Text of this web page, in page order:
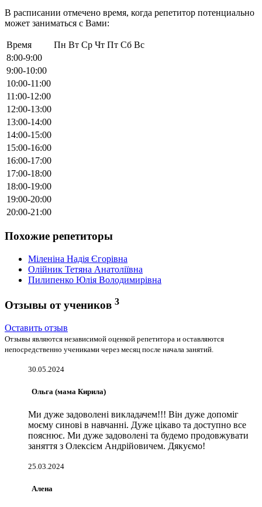
В расписании отмечено время, когда репетитор потенциально
может заниматься с Вами:
Время Пн Вт Ср Чт Пт Сб Вс
8:00-9:00
9:00-10:00
10:00-11:00
11:00-12:00
12:00-13:00
13:00-14:00
14:00-15:00
15:00-16:00
16:00-17:00
17:00-18:00
18:00-19:00
19:00-20:00
20:00-21:00
Похожие репетиторы
Міленіна Надія Єгорівна
Олійник Тетяна Анатоліївна
Пилипенко Юлія Володимирівна
Отзывы от учеников 3
Оставить отзыв
Отзывы являются независимой оценкой репетитора и оставляются
непосредственно учениками через месяц после начала занятий.
30.05.2024
Ольга (мама Кирила)
Ми дуже задоволені викладачем!!! Він дуже допоміг
моєму синові в навчанні. Дуже цікаво та доступно все
пояснює. Ми дуже задоволені та будемо продовжувати
заняття з Олексієм Андрійовичем. Дякуємо!
25.03.2024
Алена